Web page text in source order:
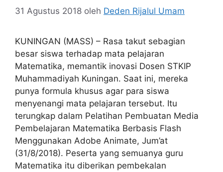
31 Agustus 2018 oleh Deden Rijalul Umam
KUNINGAN (MASS) – Rasa takut sebagian
besar siswa terhadap mata pelajaran
Matematika, memantik inovasi Dosen STKIP
Muhammadiyah Kuningan. Saat ini, mereka
punya formula khusus agar para siswa
menyenangi mata pelajaran tersebut. Itu
terungkap dalam Pelatihan Pembuatan Media
Pembelajaran Matematika Berbasis Flash
Menggunakan Adobe Animate, Jum’at
(31/8/2018). Peserta yang semuanya guru
Matematika itu diberikan pembekalan